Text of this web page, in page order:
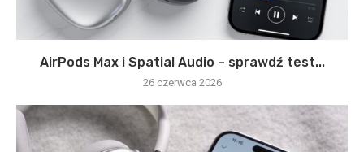
AirPods Max i Spatial Audio – sprawdź test...
26 czerwca 2026